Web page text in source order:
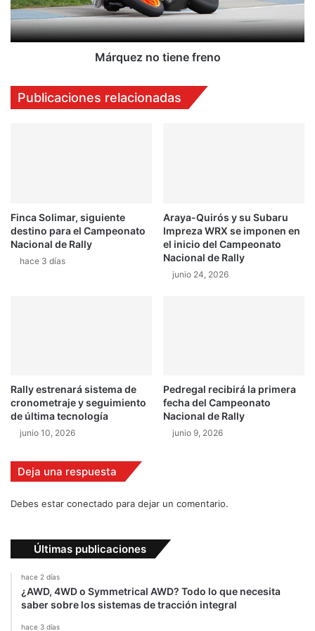
g
u
i
e
o
n
a
B
i
z
n
o
e
Márquez no tiene freno
Publicaciones relacionadas
Finca Solimar, siguiente
destino para el Campeonato
Nacional de Rally
hace 3 días
Araya-Quirós y su Subaru
Impreza WRX se imponen en
el inicio del Campeonato
Nacional de Rally
junio 24, 2026
Rally estrenará sistema de
cronometraje y seguimiento
de última tecnología
junio 10, 2026
Pedregal recibirá la primera
fecha del Campeonato
Nacional de Rally
junio 9, 2026
Deja una respuesta
Debes estar conectado para dejar un comentario.
Últimas publicaciones
hace 2 días
¿AWD, 4WD o Symmetrical AWD? Todo lo que necesita
saber sobre los sistemas de tracción integral
hace 3 días